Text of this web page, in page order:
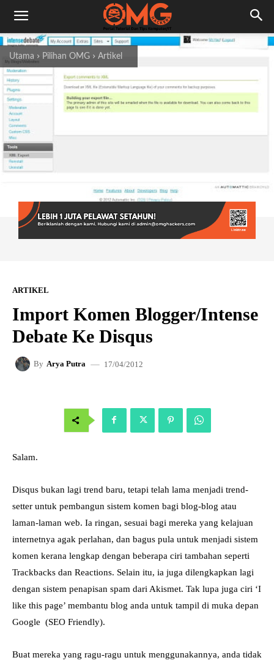
Utama Pilihan OMG Artikel
ARTIKEL
Import Komen Blogger/Intense
Debate Ke Disqus
By Arya Putra 17/04/2012
Salam.
Disqus bukan lagi trend baru, tetapi telah lama menjadi trend-
setter untuk pembangun sistem komen bagi blog-blog atau
laman-laman web. Ia ringan, sesuai bagi mereka yang kelajuan
internetnya agak perlahan, dan bagus pula untuk menjadi sistem
komen kerana lengkap dengan beberapa ciri tambahan seperti
Trackbacks dan Reactions. Selain itu, ia juga dilengkapkan lagi
dengan sistem penapisan spam dari Akismet. Tak lupa juga ciri ‘I
like this page’ membantu blog anda untuk tampil di muka depan
Google (SEO Friendly).
Buat mereka yang ragu-ragu untuk menggunakannya, anda tidak